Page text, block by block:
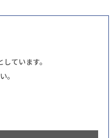
ています。
。